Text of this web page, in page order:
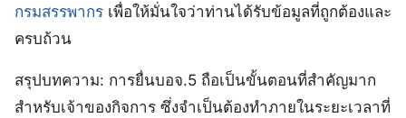
กรมสรรพากร เพื่อให้มั่นใจว่าท่านได้รับข้อมูลที่ถูกต้องและ
ครบถ้วน
สรุปบทความ: การยื่นบอจ.5 ถือเป็นขั้นตอนที่สำคัญมาก
สำหรับเจ้าของกิจการ ซึ่งจำเป็นต้องทำภายในระยะเวลาที่